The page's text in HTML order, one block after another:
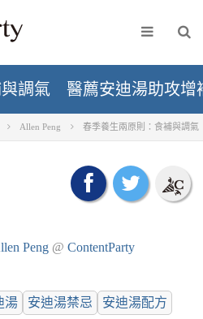
調氣 醫薦安迪湯助攻增
Allen Peng 春季養生兩原則：食補與調
Peng @ ContentParty
湯 安迪湯禁忌
安迪湯配方